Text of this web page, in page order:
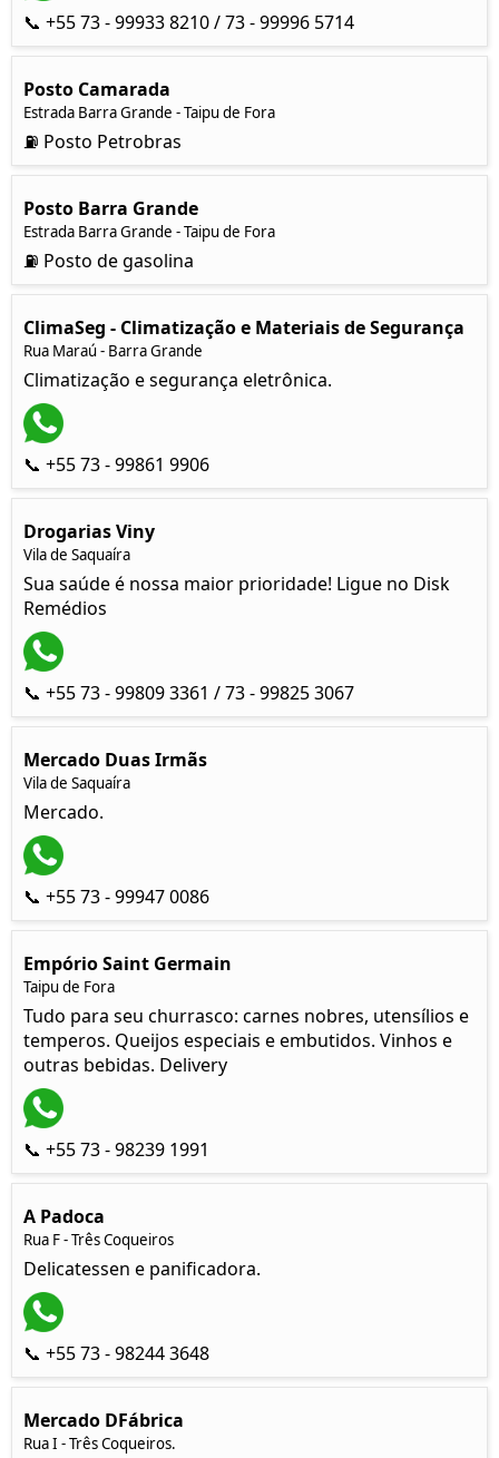
📞 +55 73 - 99933 8210 / 73 - 99996 5714
Posto Camarada
Estrada Barra Grande - Taipu de Fora
⛽ Posto Petrobras
Posto Barra Grande
Estrada Barra Grande - Taipu de Fora
⛽ Posto de gasolina
ClimaSeg - Climatização e Materiais de Segurança
Rua Maraú - Barra Grande
Climatização e segurança eletrônica.
📞 +55 73 - 99861 9906
Drogarias Viny
Vila de Saquaíra
Sua saúde é nossa maior prioridade! Ligue no Disk
Remédios
📞 +55 73 - 99809 3361 / 73 - 99825 3067
Mercado Duas Irmãs
Vila de Saquaíra
Mercado.
📞 +55 73 - 99947 0086
Empório Saint Germain
Taipu de Fora
Tudo para seu churrasco: carnes nobres, utensílios e
temperos. Queijos especiais e embutidos. Vinhos e
outras bebidas. Delivery
📞 +55 73 - 98239 1991
A Padoca
Rua F - Três Coqueiros
Delicatessen e panificadora.
📞 +55 73 - 98244 3648
Mercado DFábrica
Rua I - Três Coqueiros.